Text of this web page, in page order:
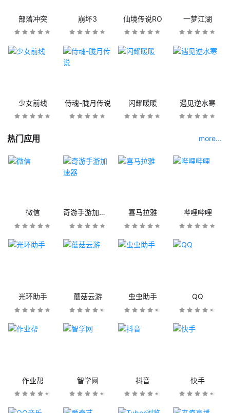
部落冲突 崩坏3 仙境传说RO 一梦江湖
少女前线 侍魂-胧月传说 闪耀暖暖 遇见逆水寒
热门应用 more...
微信 奇游手游加速器 喜马拉雅 哔哩哔哩
光环助手 蘑菇云游 虫虫助手 QQ
作业帮 智学网 抖音 快手